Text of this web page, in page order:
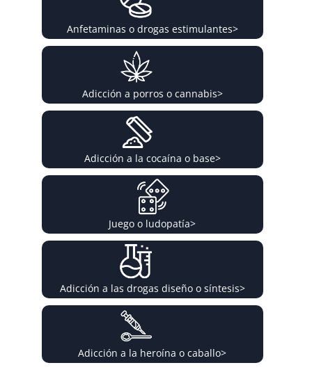
Anfetaminas o drogas estimulantes>
Adicción a porros o cannabis>
Adicción a la cocaína o base>
Juego o ludopatía>
Adicción a las drogas diseño o síntesis>
Adicción a la heroína o caballo>